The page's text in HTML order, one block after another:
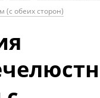
(с обеих сторон)